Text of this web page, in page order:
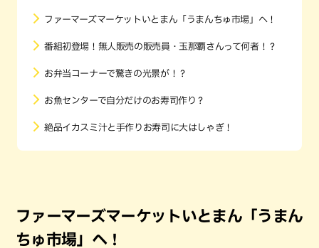
ファーマーズマーケットいとまん「うまんちゅ市場」へ！
番組初登場！無人販売の販売員・玉那覇さんって何者！？
お弁当コーナーで驚きの光景が！？
お魚センターで自分だけのお寿司作り？
絶品イカスミ汁と手作りお寿司に大はしゃぎ！
ファーマーズマーケットいとまん「うまん
ちゅ市場」へ！